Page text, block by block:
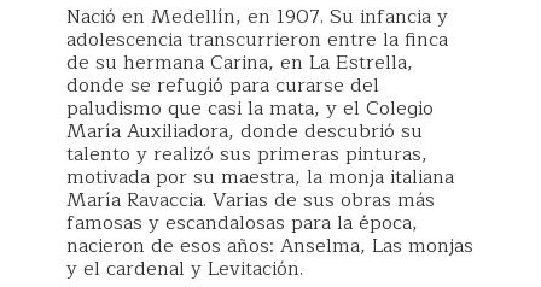
Nació en Medellín, en 1907. Su infancia y
adolescencia transcurrieron entre la finca
de su hermana Carina, en La Estrella,
donde se refugió para curarse del
paludismo que casi la mata, y el Colegio
María Auxiliadora, donde descubrió su
talento y realizó sus primeras pinturas,
motivada por su maestra, la monja italiana
María Ravaccia. Varias de sus obras más
famosas y escandalosas para la época,
nacieron de esos años: Anselma, Las monjas
y el cardenal y Levitación.